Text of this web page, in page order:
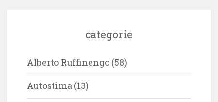
categorie
Alberto Ruffinengo (58)
Autostima (13)